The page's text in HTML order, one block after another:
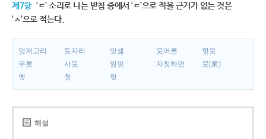
제7항 ‘ㄷ’ 소리로 나는 받침 중에서 ‘ㄷ’으로 적을 근거가 없는 것은
‘ㅅ’으로 적는다.
덧저고리 돗자리 엇셈 웃어른
핫옷
무릇
사뭇 얼핏 자칫하면
뭇[衆]
옛
첫 헛
해설